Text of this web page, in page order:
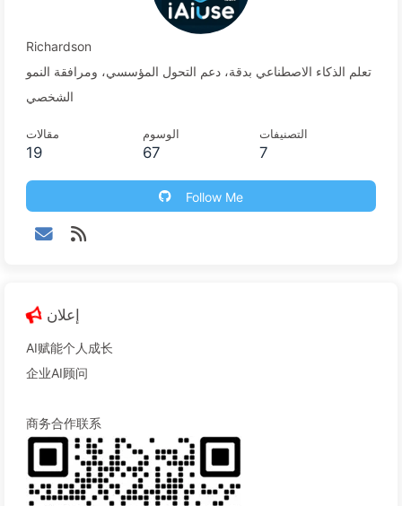
Richardson
تعلم الذكاء الاصطناعي بدقة، دعم التحول المؤسسي، ومرافقة النمو
الشخصي
مقالات
19
الوسوم
67
التصنيفات
7
Follow Me
إعلان
AI赋能个人成长
企业AI顾问
商务合作联系